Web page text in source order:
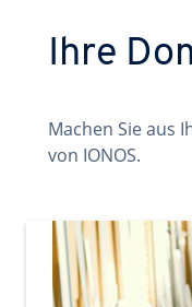
Ihre
Machen Sie aus
von IONOS.